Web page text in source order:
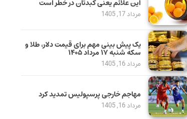
این علائم یعنی کبدتان در خطر است
مرداد 17, 1405
یک پیش ‌بینی مهم برای قیمت دلار، طلا و
سکه شنبه ۱۷ مرداد ۱۴۰۵
مرداد 16, 1405
مهاجم خارجی پرسپولیس تمدید کرد
مرداد 16, 1405